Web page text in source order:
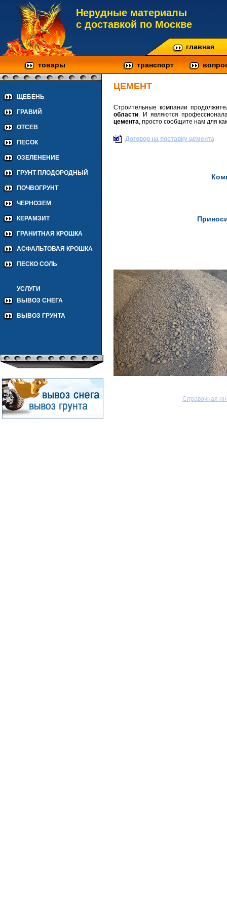
Нерудные материалы
с доставкой по Москве
главная
товары транспорт
ЩЕБЕНЬ
ГРАВИЙ
ОТСЕВ
ПЕСОК
ОЗЕЛЕНЕНИЕ
ГРУНТ ПЛОДОРОДНЫЙ
ПОЧВОГРУНТ
ЧЕРНОЗЕМ
КЕРАМЗИТ
ГРАНИТНАЯ КРОШКА
АСФАЛЬТОВАЯ КРОШКА
ПЕСКО СОЛЬ
УСЛУГИ
ВЫВОЗ СНЕГА
ВЫВОЗ ГРУНТА
ЦЕМЕНТ
Строительные компании
области. И являются
цемента, просто сообщите нам для
Договор на поставку цемента
Справочная